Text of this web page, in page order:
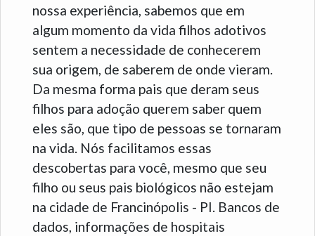
nossa experiência, sabemos que em
algum momento da vida filhos adotivos
sentem a necessidade de conhecerem
sua origem, de saberem de onde vieram.
Da mesma forma pais que deram seus
filhos para adoção querem saber quem
eles são, que tipo de pessoas se tornaram
na vida. Nós facilitamos essas
descobertas para você, mesmo que seu
filho ou seus pais biológicos não estejam
na cidade de Francinópolis - PI. Bancos de
dados, informações de hospitais